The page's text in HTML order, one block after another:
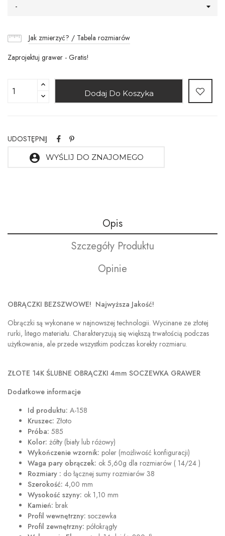
-
Jak zmierzyć? / Tabela rozmiarów
Zaprojektuj grawer - Gratis!
Dodaj Do Koszyka
UDOSTĘPNIJ
account_circle WYŚLIJ DO ZNAJOMEGO
Opis
Szczegóły Produktu
Opinie
OBRĄCZKI BEZSZWOWE! Najwyższa Jakość!
Obrączki są wykonane w najnowszej technologii. Wycinane ze złotej
rurki, litego materiału. Charakteryzują się większą trwałością podczas
użytkowania, ale przede wszystkim podczas korekty rozmiaru.
ZŁOTE 14K ŚLUBNE OBRĄCZKI 4mm SOCZEWKA GRAWER
Dodatkowe informacje
Id produktu: A-158
Kruszec: Złoto
Próba: 585
Kolor: żółty (biały lub różowy)
Wykończenie wzornik: poler (możliwość konfiguracji)
Waga pary obrączek: ok 5,60g dla rozmiarów ( 14/24 )
Rozmiary : do łącznej sumy rozmiarów 38
Szerokość: 4,00 mm
Wysokość szyny: ok 1,10 mm
Kamień: brak
Profil wewnętrzny: soczewka
Profil zewnętrzny: półokrągły